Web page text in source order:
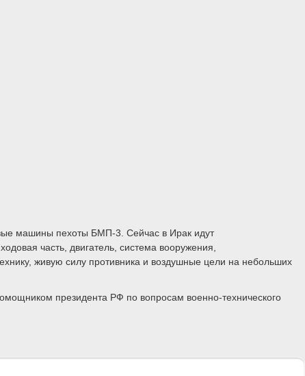
машины пехоты БМП-3. Сейчас в Ирак идут
часть, двигатель, система вооружения,
живую силу противника и воздушные цели на небольших
президента РФ по вопросам военно-технического